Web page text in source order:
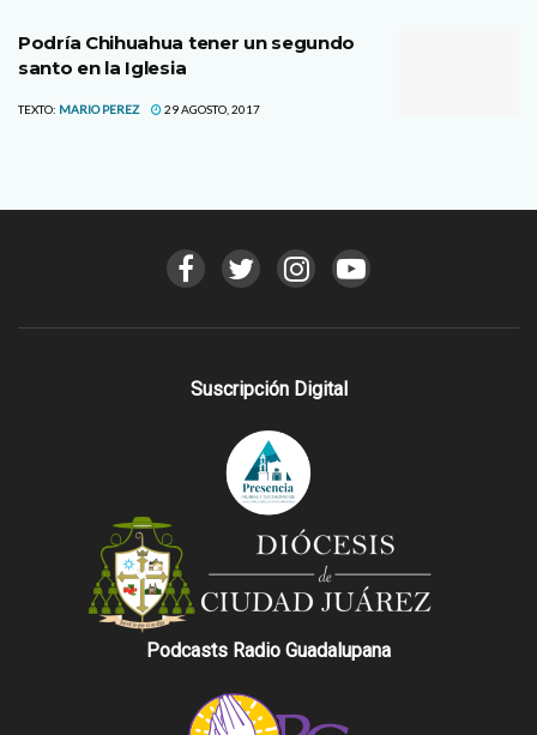
Podría Chihuahua tener un segundo
santo en la Iglesia
TEXTO: MARIO PEREZ 29 AGOSTO, 2017
Suscripción Digital
Podcasts Radio Guadalupana